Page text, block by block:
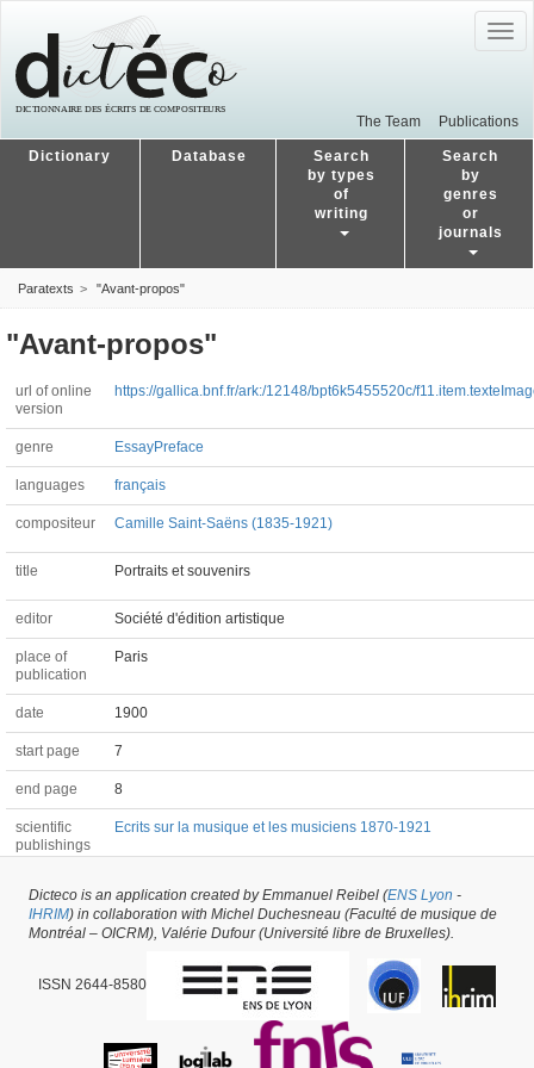
The Team Publications
Dictionary Database
Search
by types
of
writing
Search
by
genres
or
journals
Paratexts "Avant-propos"
"Avant-propos"
url of online
version
https://gallica.bnf.fr/ark:/12148/bpt6k5455520c/
genre EssayPreface
languages français
compositeur Camille Saint-Saëns (1835-1921)
title Portraits et souvenirs
editor Société d'édition artistique
place of
publication
Paris
date 1900
start page 7
end page 8
scientific
publishings
Ecrits sur la musique et les musiciens 1870-1921
Paratext #55162 -latest update on 14/04/2023,created on 16/07/2021
Longefay
Dicteco is an application created by Emmanuel Reibel (ENS Lyon -
IHRIM) in collaboration with Michel Duchesneau (Faculté de musique de
Montréal – OICRM), Valérie Dufour (Université libre de Bruxelles).
ISSN 2644-8580